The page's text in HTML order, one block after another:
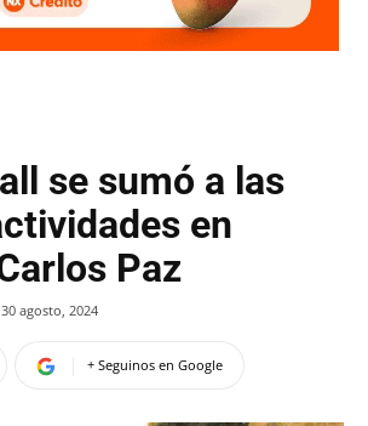
se sumó a las
en
Paz
30 agosto, 2024
+ Seguinos en Google